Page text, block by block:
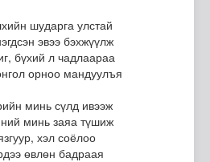
шударга улстай
эвээ бэхжүүлж
бүхий л чадлаараа
орноо мандуулъя
минь сүлд ивээж
минь заяа түшиж
хэл соёлоо
өвлөн бадраая